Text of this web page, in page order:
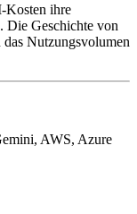
Kosten ihre
Die Geschichte von
Nutzungsvolumen
AWS, Azure